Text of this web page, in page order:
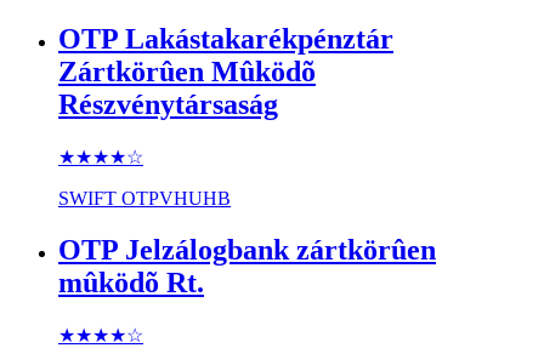
OTP Lakástakarékpénztár
Zártkörûen Mûködõ
Részvénytársaság
★★★★☆
SWIFT OTPVHUHB
OTP Jelzálogbank zártkörûen
mûködõ Rt.
★★★★☆